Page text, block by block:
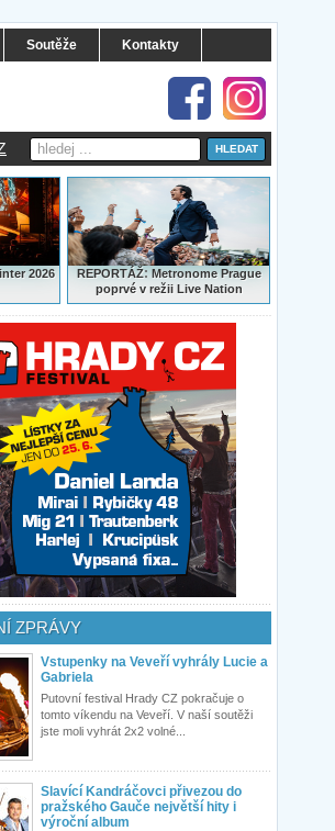
Soutěže Kontakty
2026
REPORTÁŽ:Metronome Prague
poprvé v režii Live Nation
ZPRÁVY
Vstupenky na Veveří vyhrály Lucie a
Gabriela
Putovní festival Hrady CZ pokračuje o
tomto víkendu na Veveří. V naší soutěži
jste moli vyhrát 2x2 volné...
Slavící Kandráčovci přivezou do
pražského Gauče největší hity i
výroční album